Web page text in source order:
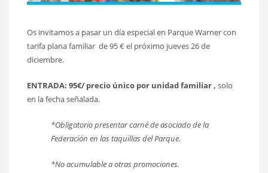
Os invitamos a pasar un día especial en Parque Warner con
tarifa plana familiar de 95 € el próximo jueves 26 de
diciembre.
ENTRADA: 95€/ precio único por unidad familiar , solo
en la fecha señalada.
*Obligatorio presentar carné de asociado de la
Federación en las taquillas del Parque.
*No acumulable a otras promociones.